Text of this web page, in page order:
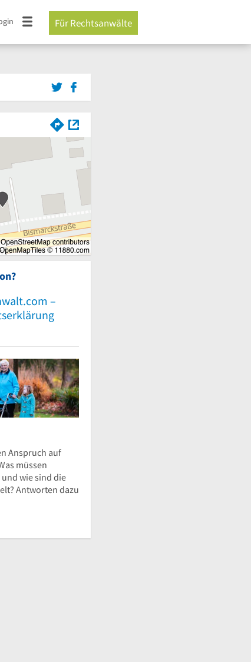
Für Rechtsanwälte
–
Anspruch auf
müssen
wie sind die
Antworten dazu